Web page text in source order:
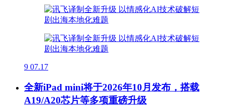
9 07.17
全新iPad mini将于2026年10月发布，搭载
A19/A20芯片等多项重磅升级